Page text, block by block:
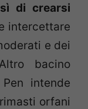
di crearsi
intercettare
e dei
bacino
intende
orfani